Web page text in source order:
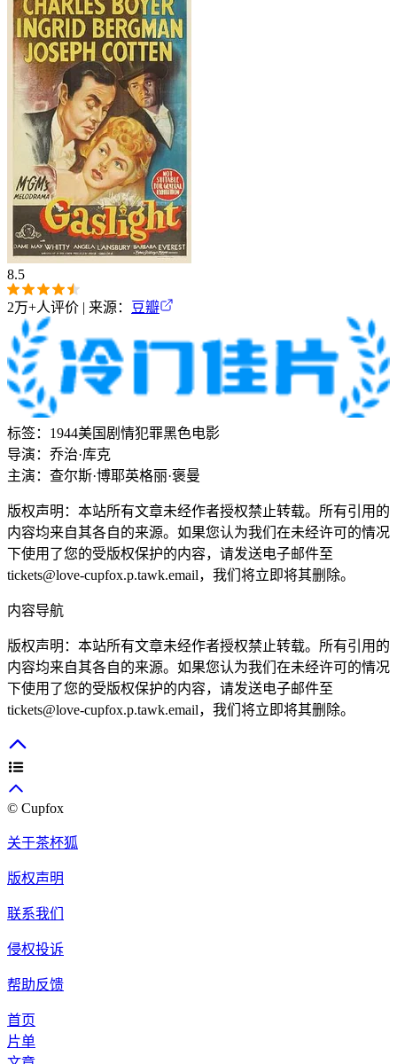
8.5
2万+人评价 | 来源： 豆瓣
标签： 1944美国 剧情犯罪黑色电影
导演： 乔治·库克
主演： 查尔斯·博耶英格丽·褒曼
版权声明：本站所有文章未经作者授权禁止转载。所有引用的
内容均来自其各自的来源。如果您认为我们在未经许可的情况
下使用了您的受版权保护的内容，请发送电子邮件至
tickets@love-cupfox.p.tawk.email，我们将立即将其删除。
内容导航
版权声明：本站所有文章未经作者授权禁止转载。所有引用的
内容均来自其各自的来源。如果您认为我们在未经许可的情况
下使用了您的受版权保护的内容，请发送电子邮件至
tickets@love-cupfox.p.tawk.email，我们将立即将其删除。
© Cupfox
关于茶杯狐
版权声明
联系我们
侵权投诉
帮助反馈
首页
片单